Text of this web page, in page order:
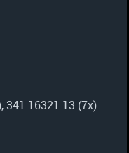
341-16321-13 (7x)